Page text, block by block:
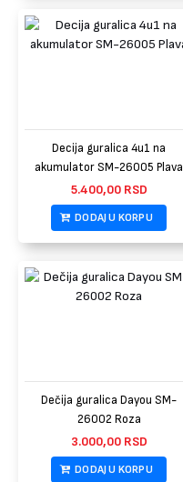
Decija guralica 4u1 na
akumulator SM-26005 Plava
5.400,00 RSD
DODAJ U KORPU
Dečija guralica Dayou SM-
26002 Roza
3.000,00 RSD
DODAJ U KORPU